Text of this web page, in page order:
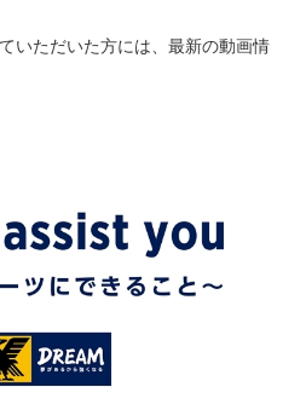
いただいた方には、最新の動画情